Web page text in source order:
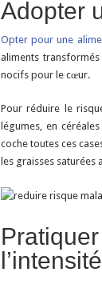
Adopter
Opter pour une
aliments
nocifs pour le cœur.
Pour réduire le
légumes, en
coche toutes ces
les graisses